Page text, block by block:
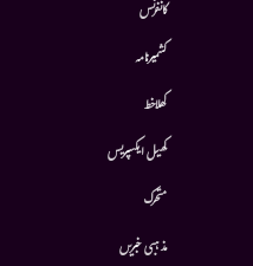
کانفرنس
کشمیرنامہ
کھلاخط
کھیل ایکسپریس
متحرك
مذہبی خبریں